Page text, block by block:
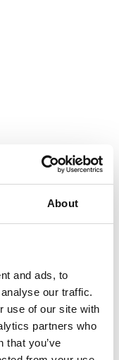
About
and ads, to
our traffic.
use of our site with
partners who
that you’ve